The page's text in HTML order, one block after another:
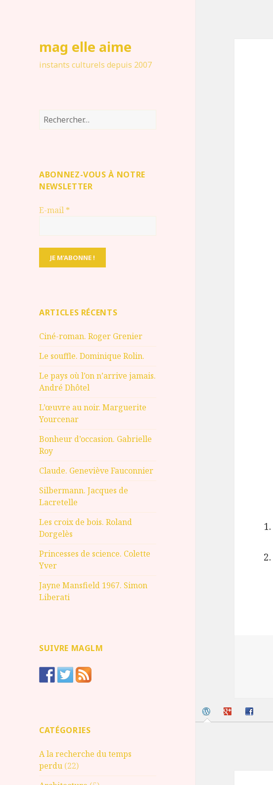
mag elle aime
instants culturels depuis 2007
Rechercher :
ABONNEZ-VOUS À NOTRE
NEWSLETTER
E-mail *
ARTICLES RÉCENTS
Ciné-roman. Roger Grenier
Le souffle. Dominique Rolin.
Le pays où l’on n’arrive jamais.
André Dhôtel
L’œuvre au noir. Marguerite
Yourcenar
Bonheur d’occasion. Gabrielle
Roy
Claude. Geneviève Fauconnier
Silbermann. Jacques de
Lacretelle
Les croix de bois. Roland
Dorgelès
Princesses de science. Colette
Yver
Jayne Mansfield 1967. Simon
Liberati
SUIVRE MAGLM
CATÉGORIES
A la recherche du temps
perdu (22)